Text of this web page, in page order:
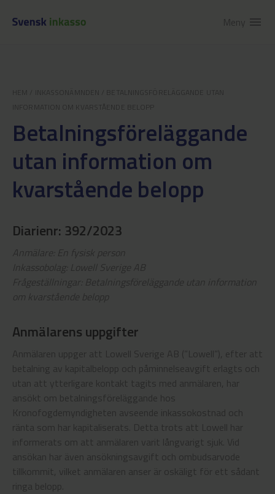
Meny menu
BETALNINGSFÖRELÄGGANDE UTAN
INFORMATION OM KVARSTÅENDE BELOPP
Betalningsföreläggande
utan information om
kvarstående belopp
Diarienr: 392/2023
Anmälare: En fysisk person
Inkassobolag: Lowell Sverige AB
Frågeställningar: Betalningsföreläggande utan information
om kvarstående belopp
Anmälarens uppgifter
Anmälaren uppger att Lowell Sverige AB (”Lowell”), efter att
betalning av kapitalbelopp och påminnelseavgift erlagts och
utan att ytterligare kontakt tagits med anmälaren, har
ansökt om betalningsföreläggande hos
Kronofogdemyndigheten avseende inkassokostnad och
ränta som har kapitaliserats. Detta trots att Lowell har
informerats om att anmälaren varit långvarigt sjuk. Vid
ansökan har även ansökningsavgift och ombudsarvode
tillkommit, vilket anmälaren anser är oskäligt för ett sådant
ringa belopp.